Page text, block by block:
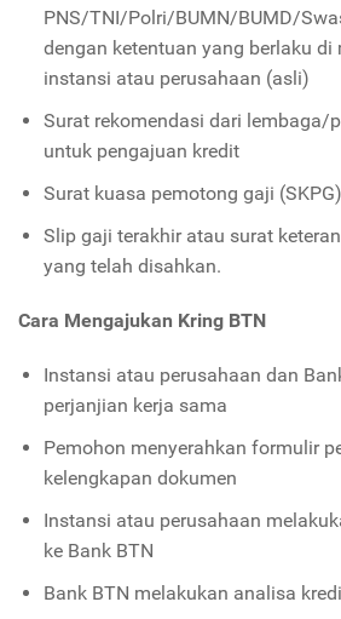
PNS/TNI/Polri/BUMN/BUMD/
dengan ketentuan yang berlaku di
instansi atau perusahaan (asli)
Surat rekomendasi dari lembaga/
untuk pengajuan kredit
Surat kuasa pemotong gaji (SKPG)
Slip gaji terakhir atau surat
yang telah disahkan.
Cara Mengajukan Kring BTN
Instansi atau perusahaan dan
perjanjian kerja sama
Pemohon menyerahkan formulir
kelengkapan dokumen
Instansi atau perusahaan
ke Bank BTN
Bank BTN melakukan analisa